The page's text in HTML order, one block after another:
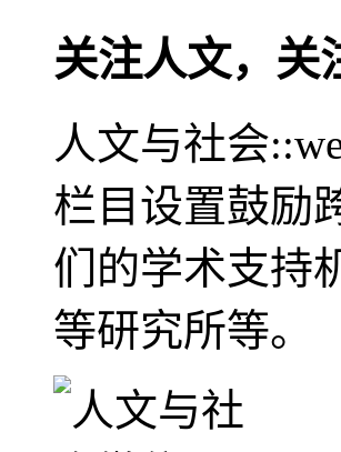
关注人文，关
人文与社会
栏目设置鼓励
们的学术支持
等研究所等。